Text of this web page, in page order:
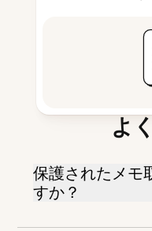
よ
保護されたメモ
すか？